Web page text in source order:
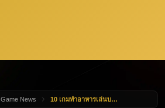
Game News 10 เกมทำอาหารเล่นบน iOS แนวบริหารร้านคาเฟ่ อาหาร เบเกอรี่